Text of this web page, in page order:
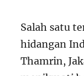
Salah satu
hidangan
Thamrin,